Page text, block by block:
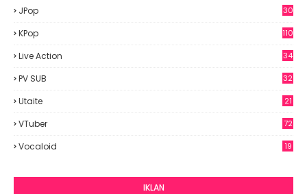
JPop
30
KPop 110
Live Action 34
PV SUB 32
Utaite 21
VTuber 72
Vocaloid 19
IKLAN